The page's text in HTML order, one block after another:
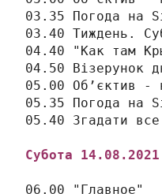
03.35 Погода на
03.40 Тиждень.
04.40 "Как там
04.50 Візерунок
05.00 Об’єктив -
05.35 Погода на
Субота 14 .08.2021
06.00 "Главное"